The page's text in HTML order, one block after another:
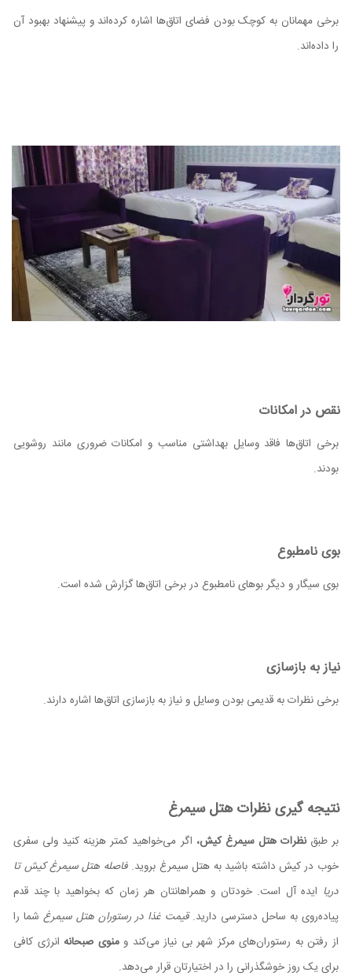
برخی مهمانان به کوچک بودن فضای اتاق‌ها اشاره کرده‌اند و پیشنهاد بهبود آن
را داده‌اند.
نقص در امکانات
برخی اتاق‌ها فاقد وسایل بهداشتی مناسب و امکانات ضروری مانند روشویی
بودند.
بوی نامطبوع
بوی سیگار و دیگر بوهای نامطبوع در برخی اتاق‌ها گزارش شده است.
نیاز به بازسازی
برخی نظرات به قدیمی بودن وسایل و نیاز به بازسازی اتاق‌ها اشاره دارند.
نتیجه گیری نظرات هتل سیمرغ
بر طبقنظرات هتل سیمرغ کیش، اگر می‌خواهید کمتر هزینه کنید ولی سفری
خوب در کیش داشته باشید به هتل سیمرغ بروید.فاصله هتل سیمرغ کیش تا
دریا ایده آل است. خودتان و همراهانتان هر زمان که بخواهید با چند قدم
پیاده‌روی به ساحل دسترسی دارید.قیمت غذا در رستوران هتل سیمرغشما را
از رفتن به رستوران‌های مرکز شهر بی نیاز می‌کند ومنوی صبحانهانرژی کافی
برای یک روز خوشگذرانی را در اختیارتان قرار می‌دهد.